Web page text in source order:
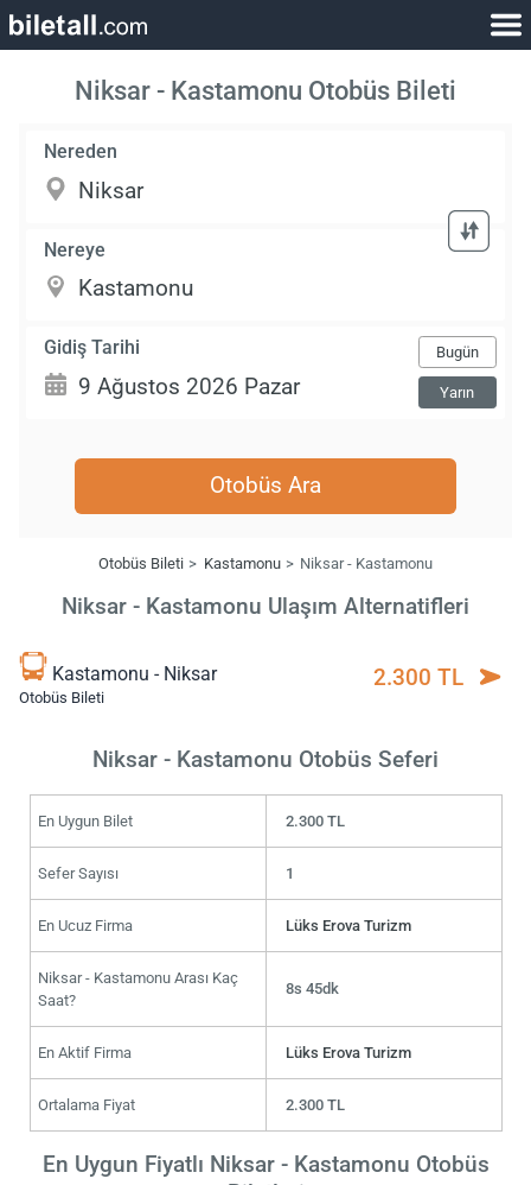
Niksar - Kastamonu Otobüs Bileti
Nereden
Nereye
Gidiş Tarihi Bugün
Yarın
Otobüs Ara
Otobüs Bileti Kastamonu Niksar - Kastamonu
Niksar - Kastamonu Ulaşım Alternatifleri
Kastamonu - Niksar
Otobüs Bileti
2.300 TL
Niksar - Kastamonu Otobüs Seferi
En Uygun Bilet 2.300 TL
Sefer Sayısı 1
En Ucuz Firma Lüks Erova Turizm
Niksar - Kastamonu Arası Kaç
Saat?
8s 45dk
En Aktif Firma Lüks Erova Turizm
Ortalama Fiyat 2.300 TL
En Uygun Fiyatlı Niksar - Kastamonu Otobüs